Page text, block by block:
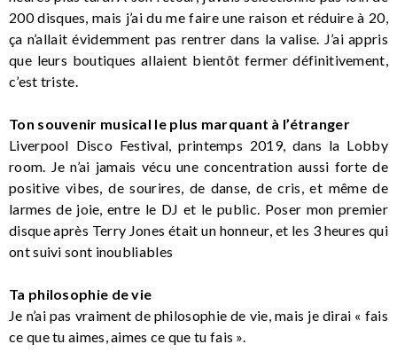
200 disques, mais j’ai du me faire une raison et réduire à 20,
ça n’allait évidemment pas rentrer dans la valise. J’ai appris
que leurs boutiques allaient bientôt fermer définitivement,
c’est triste.
Ton souvenir musical le plus marquant à l’étranger
Liverpool Disco Festival, printemps 2019, dans la Lobby
room. Je n’ai jamais vécu une concentration aussi forte de
positive vibes, de sourires, de danse, de cris, et même de
larmes de joie, entre le DJ et le public. Poser mon premier
disque après Terry Jones était un honneur, et les 3 heures qui
ont suivi sont inoubliables
Ta philosophie de vie
Je n’ai pas vraiment de philosophie de vie, mais je dirai « fais
ce que tu aimes, aimes ce que tu fais ».